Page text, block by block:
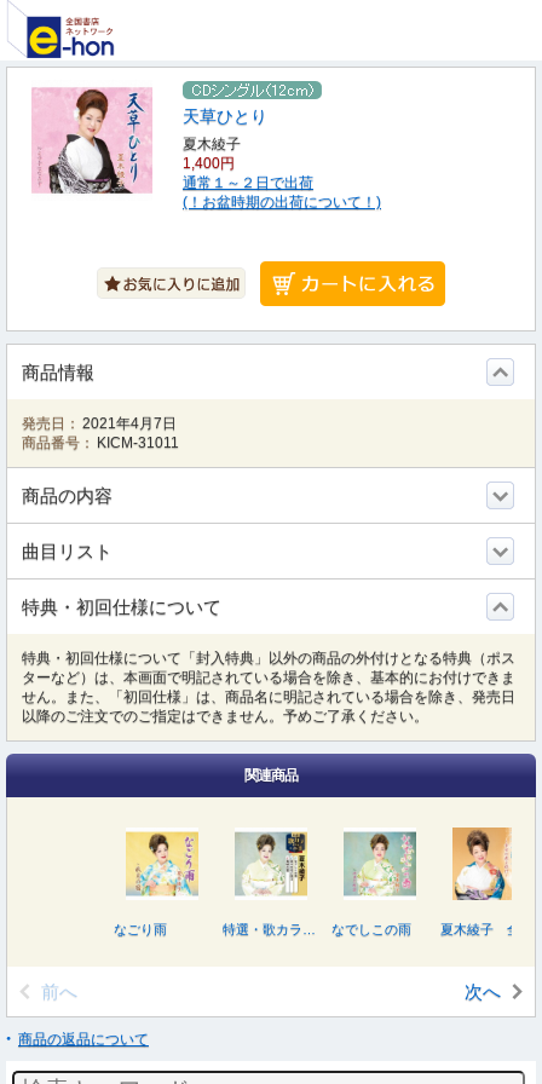
天草ひとり
夏木綾子
1,400円
通常１～２日で出荷
(！お盆時期の出荷について！)
商品情報
発売日： 2021年4月7日
商品番号：
KICM-31011
商品の内容
曲目リスト
特典・初回仕様について
特典・初回仕様について「封入特典」以外の商品の外付けとなる特典（ポス
ターなど）は、本画面で明記されている場合を除き、基本的にお付けできま
せん。また、「初回仕様」は、商品名に明記されている場合を除き、発売日
以降のご注文でのご指定はできません。予めご了承ください。
関連商品
なごり雨 なでしこの雨
前へ 次へ
商品の返品について